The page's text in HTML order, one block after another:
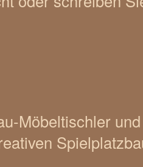
Möbeltischler